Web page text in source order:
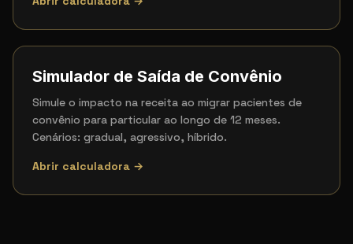
Simulador de Saída de Convênio
Simule o impacto na receita ao migrar pacientes de
convênio para particular ao longo de 12 meses.
Cenários: gradual, agressivo, híbrido.
Abrir calculadora →